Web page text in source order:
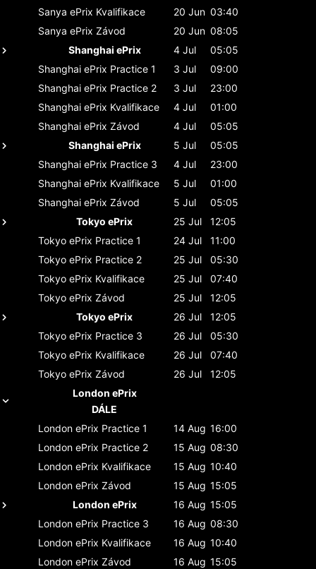
Sanya ePrix Kvalifikace 20 Jun 03:40
Sanya ePrix Závod 20 Jun 08:05
Shanghai ePrix
4 Jul
05:05
Shanghai ePrix Practice 1 3 Jul
09:00
Shanghai ePrix Practice 2 3 Jul
23:00
Shanghai ePrix Kvalifikace 4 Jul
01:00
Shanghai ePrix Závod 4 Jul
05:05
Shanghai ePrix
5 Jul
05:05
Shanghai ePrix Practice 3 4 Jul
23:00
Shanghai ePrix Kvalifikace 5 Jul
01:00
Shanghai ePrix Závod 5 Jul
05:05
Tokyo ePrix
25 Jul
12:05
Tokyo ePrix Practice 1 24 Jul
11:00
Tokyo ePrix Practice 2 25 Jul
05:30
Tokyo ePrix Kvalifikace 25 Jul
07:40
Tokyo ePrix Závod 25 Jul
12:05
Tokyo ePrix
26 Jul
12:05
Tokyo ePrix Practice 3 26 Jul
05:30
Tokyo ePrix Kvalifikace 26 Jul
07:40
Tokyo ePrix Závod 26 Jul
12:05
London ePrix
DÁLE
London ePrix Practice 1 14 Aug 16:00
London ePrix Practice 2 15 Aug 08:30
London ePrix Kvalifikace 15 Aug 10:40
London ePrix Závod 15 Aug 15:05
London ePrix
16 Aug 15:05
London ePrix Practice 3 16 Aug 08:30
London ePrix Kvalifikace 16 Aug 10:40
London ePrix Závod 16 Aug 15:05